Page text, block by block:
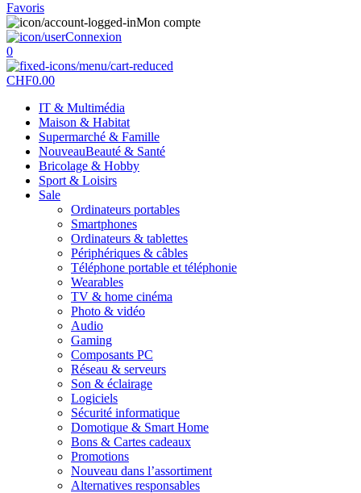
Favoris
Mon compte
Connexion
0
CHF0.00
IT & Multimédia
Maison & Habitat
Supermarché & Famille
NouveauBeauté & Santé
Bricolage & Hobby
Sport & Loisirs
Sale
Ordinateurs portables
Smartphones
Ordinateurs & tablettes
Périphériques & câbles
Téléphone portable et téléphonie
Wearables
TV & home cinéma
Photo & vidéo
Audio
Gaming
Composants PC
Réseau & serveurs
Son & éclairage
Logiciels
Sécurité informatique
Domotique & Smart Home
Bons & Cartes cadeaux
Promotions
Nouveau dans l’assortiment
Alternatives responsables